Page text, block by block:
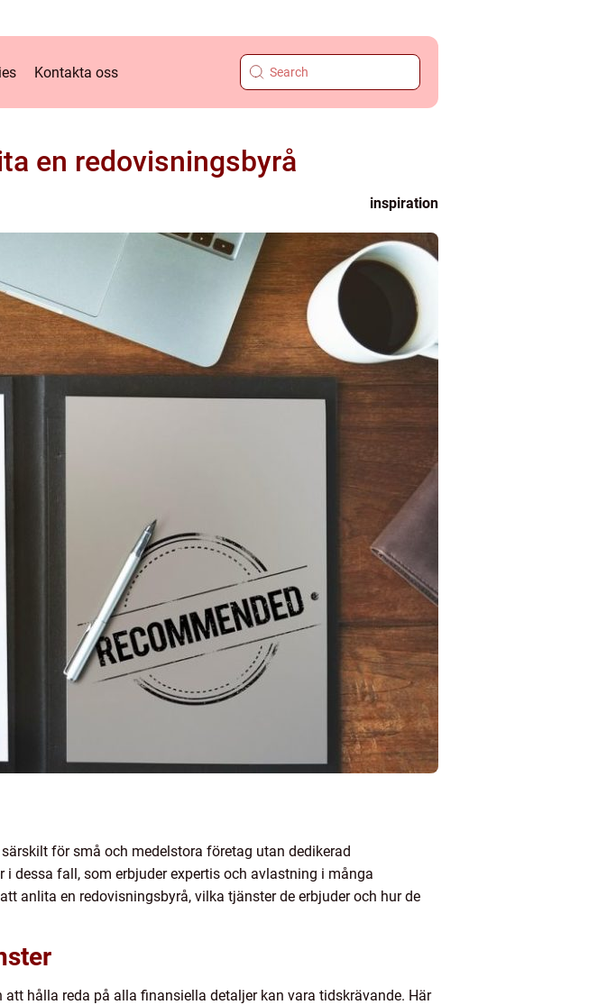
Kontakta oss
en redovisningsbyrå
inspiration
för små och medelstora företag utan dedikerad
i dessa fall, som erbjuder expertis och avlastning i många
anlita en redovisningsbyrå, vilka tjänster de erbjuder och hur de
hålla reda på alla finansiella detaljer kan vara tidskrävande. Här